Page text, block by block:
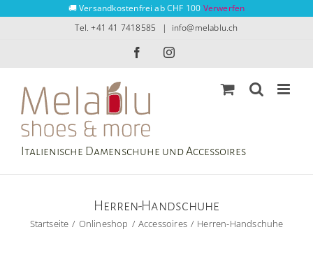
🚚 Versandkostenfrei ab CHF 100 Verwerfen
Tel. +41 41 7418585 | info@melablu.ch
FacebookInstagram
Italienische Damenschuhe und Accessoires
Herren-Handschuhe
Startseite Onlineshop Accessoires Herren-Handschuhe